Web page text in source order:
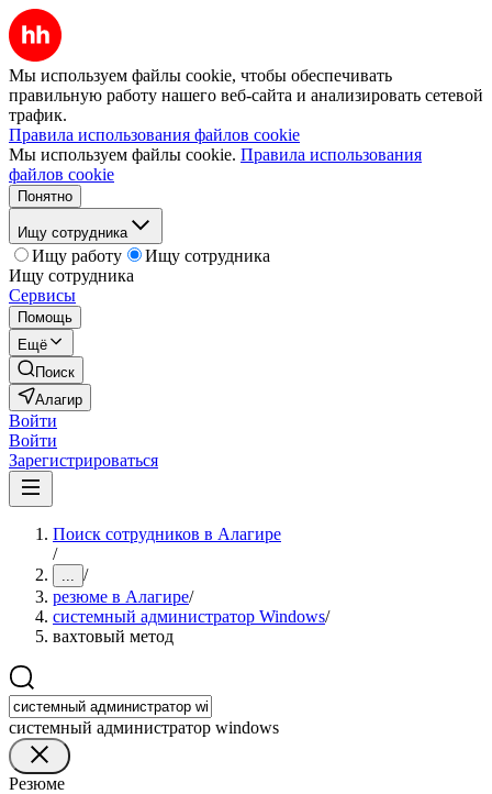
Мы используем файлы cookie, чтобы обеспечивать
правильную работу нашего веб-сайта и анализировать сетевой
трафик.
Правила использования файлов cookie
Мы используем файлы cookie. Правила использования
файлов cookie
Понятно
Ищу сотрудника
Ищу работу
Ищу сотрудника
Ищу сотрудника
Сервисы
Помощь
Ещё
Поиск
Алагир
Войти
Войти
Зарегистрироваться
Поиск сотрудников в Алагире
/
... /
резюме в Алагире/
системный администратор Windows/
вахтовый метод
системный администратор windows
Резюме